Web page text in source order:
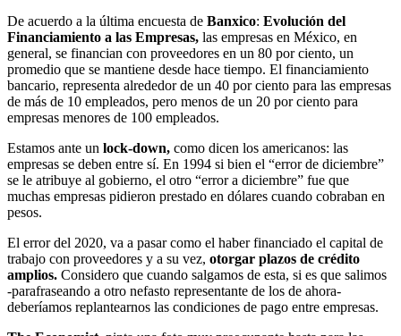
De acuerdo a la última encuesta de Banxico: Evolución del
Financiamiento a las Empresas, las empresas en México, en
general, se financian con proveedores en un 80 por ciento, un
promedio que se mantiene desde hace tiempo. El financiamiento
bancario, representa alrededor de un 40 por ciento para las empresas
de más de 10 empleados, pero menos de un 20 por ciento para
empresas menores de 100 empleados.
Estamos ante un lock-down, como dicen los americanos: las
empresas se deben entre sí. En 1994 si bien el “error de diciembre”
se le atribuye al gobierno, el otro “error a diciembre” fue que
muchas empresas pidieron prestado en dólares cuando cobraban en
pesos.
El error del 2020, va a pasar como el haber financiado el capital de
trabajo con proveedores y a su vez, otorgar plazos de crédito
amplios. Considero que cuando salgamos de esta, si es que salimos
-parafraseando a otro nefasto representante de los de ahora-
deberíamos replantearnos las condiciones de pago entre empresas.